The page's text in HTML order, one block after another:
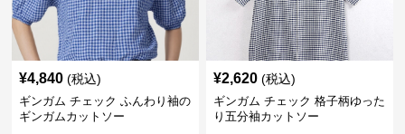
¥4,840 (税込)
ギンガム チェック ふんわり袖の
ギンガムカットソー
¥2,620 (税込)
ギンガム チェック 格子柄ゆった
り五分袖カットソー